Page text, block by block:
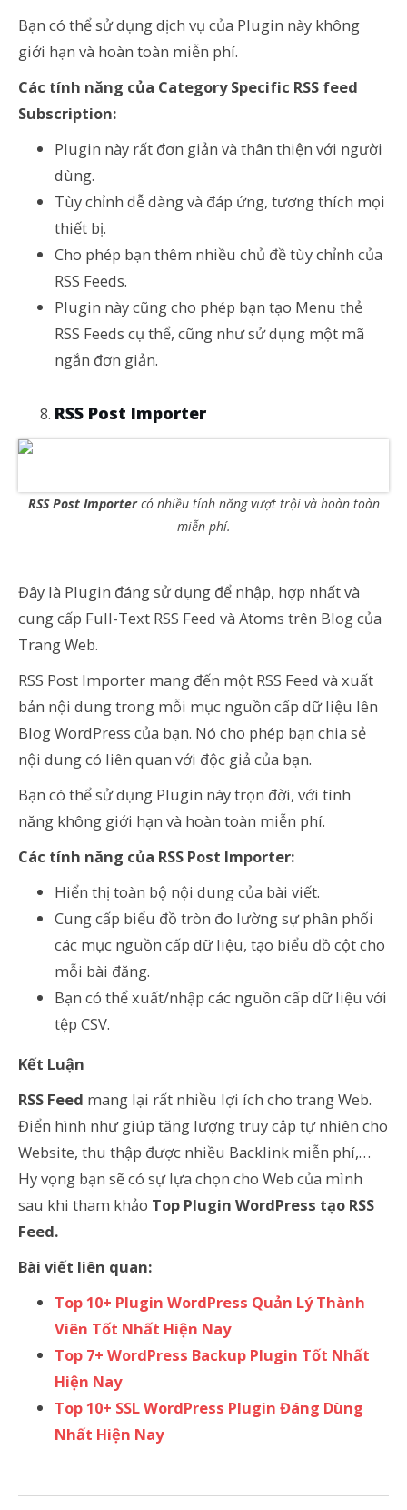
Bạn có thể sử dụng dịch vụ của Plugin này không
giới hạn và hoàn toàn miễn phí.
Các tính năng của Category Specific RSS feed
Subscription:
Plugin này rất đơn giản và thân thiện với người
dùng.
Tùy chỉnh dễ dàng và đáp ứng, tương thích mọi
thiết bị.
Cho phép bạn thêm nhiều chủ đề tùy chỉnh của
RSS Feeds.
Plugin này cũng cho phép bạn tạo Menu thẻ
RSS Feeds cụ thể, cũng như sử dụng một mã
ngắn đơn giản.
RSS Post Importer
RSS Post Importercó nhiều tính năng vượt trội và hoàn toàn
miễn phí.
Đây là Plugin đáng sử dụng để nhập, hợp nhất và
cung cấp Full-Text RSS Feed và Atoms trên Blog của
Trang Web.
RSS Post Importer mang đến một RSS Feed và xuất
bản nội dung trong mỗi mục nguồn cấp dữ liệu lên
Blog WordPress của bạn. Nó cho phép bạn chia sẻ
nội dung có liên quan với độc giả của bạn.
Bạn có thể sử dụng Plugin này trọn đời, với tính
năng không giới hạn và hoàn toàn miễn phí.
Các tính năng của RSS Post Importer:
Hiển thị toàn bộ nội dung của bài viết.
Cung cấp biểu đồ tròn đo lường sự phân phối
các mục nguồn cấp dữ liệu, tạo biểu đồ cột cho
mỗi bài đăng.
Bạn có thể xuất/nhập các nguồn cấp dữ liệu với
tệp CSV.
Kết Luận
RSS Feed mang lại rất nhiều lợi ích cho trang Web.
Điển hình như giúp tăng lượng truy cập tự nhiên cho
Website, thu thập được nhiều Backlink miễn phí,…
Hy vọng bạn sẽ có sự lựa chọn cho Web của mình
sau khi tham khảo Top Plugin WordPress tạo RSS
Feed.
Bài viết liên quan:
Top 10+ Plugin WordPress Quản Lý Thành
Viên Tốt Nhất Hiện Nay
Top 7+ WordPress Backup Plugin Tốt Nhất
Hiện Nay
Top 10+ SSL WordPress Plugin Đáng Dùng
Nhất Hiện Nay